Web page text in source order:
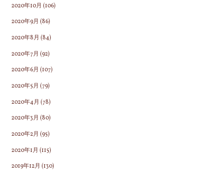
2020年10月 (106)
2020年9月 (86)
2020年8月 (84)
2020年7月 (92)
2020年6月 (107)
2020年5月 (79)
2020年4月 (78)
2020年3月 (80)
2020年2月 (95)
2020年1月 (115)
2019年12月 (130)